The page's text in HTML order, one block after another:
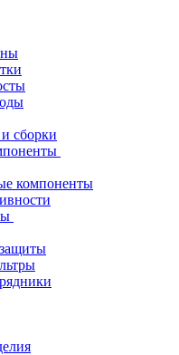
сборки
компоненты